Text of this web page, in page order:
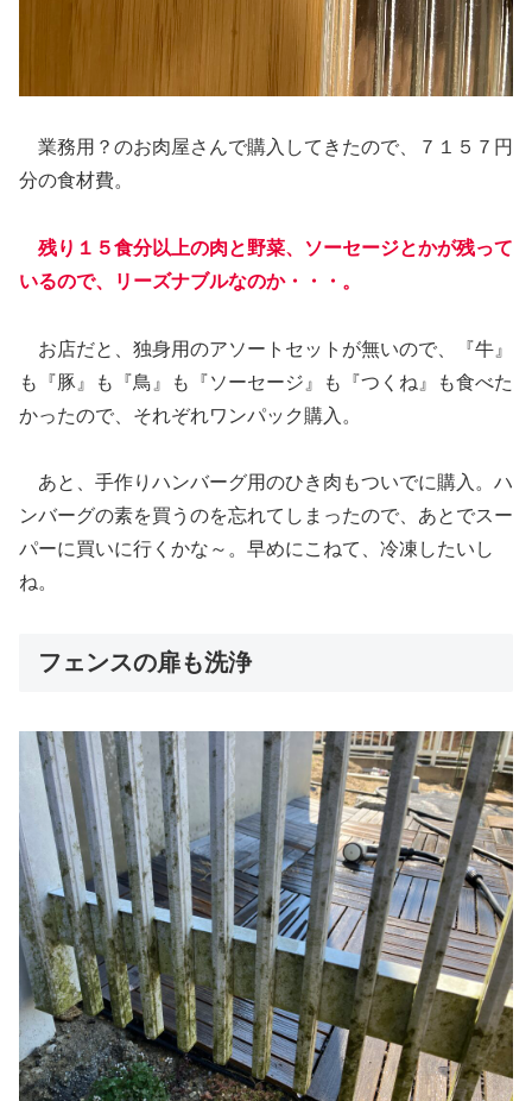
業務用？のお肉屋さんで購入してきたので、７１５７円
分の食材費。
残り１ ５食分以上の肉と野菜、ソーセージとかが残って
いるので、リーズナブルなのか・・・。
お店だと、独身用のアソートセットが無いので、『牛』
も『豚』も『鳥』も『ソーセージ』も『つくね』も食べた
かったので、それぞれワンパック購入。
あと、手作りハンバーグ用のひき肉もついでに購入。ハ
ンバーグの素を買うのを忘れてしまったので、あとでスー
パーに買いに行くかな～。早めにこねて、冷凍したいし
ね。
フェンスの扉も洗浄